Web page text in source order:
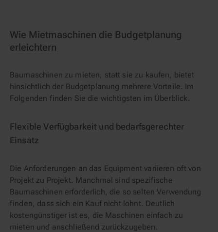
Wie Mietmaschinen die Budgetplanung
erleichtern
Baumaschinen zu mieten, statt sie zu kaufen, bietet
hinsichtlich der Budgetplanung mehrere Vorteile. Im
Folgenden finden Sie die wichtigsten im Überblick.
Flexible Verfügbarkeit und bedarfsgerechter
Einsatz
Die Anforderungen an das Equipment variieren oft von
Projekt zu Projekt. Manchmal sind spezifische
Baumaschinen erforderlich, die so selten Verwendung
finden, dass sich ein Kauf nicht lohnt. Deutlich
kostengünstiger ist es, die Maschinen einfach zu
mieten und anschließend zurückzugeben.